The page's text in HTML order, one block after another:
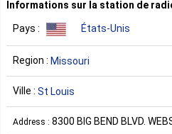
Informations sur la station de
Pays : États-Unis
Region : Missouri
Ville : St Louis
Address : 8300 BIG BEND BLVD.